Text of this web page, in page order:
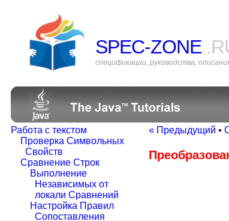
SPEC-ZONE
спецификации, руководства,
Работа с текстом
Проверка Символьных
Свойств
Сравнение Строк
Выполнение
Независимых от
локали Сравнений
Настройка Правил
Сопоставления
« Предыдущий •